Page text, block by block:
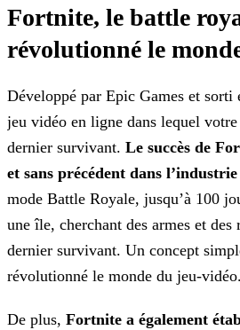
Fortnite, le battle
révolutionné le
Développé par Epic Games et sorti
jeu vidéo en ligne dans lequel
dernier survivant. Le succès de
et sans précédent dans
mode Battle Royale, jusqu’à 100
une île, cherchant des armes et des
dernier survivant. Un concept
révolutionné le monde du jeu-vidéo.
De plus, Fortnite a également